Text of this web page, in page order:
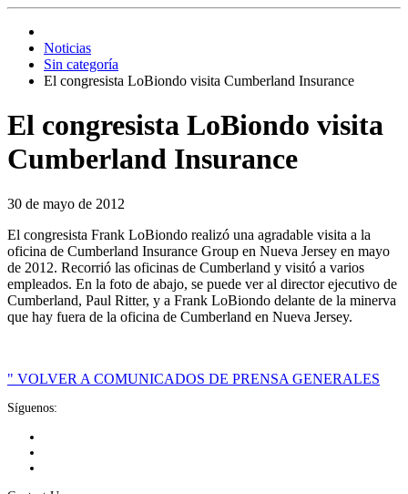
Noticias
Sin categoría
El congresista LoBiondo visita Cumberland Insurance
El congresista LoBiondo visita
Cumberland Insurance
30 de mayo de 2012
El congresista Frank LoBiondo realizó una agradable visita a la
oficina de Cumberland Insurance Group en Nueva Jersey en mayo
de 2012. Recorrió las oficinas de Cumberland y visitó a varios
empleados. En la foto de abajo, se puede ver al director ejecutivo de
Cumberland, Paul Ritter, y a Frank LoBiondo delante de la minerva
que hay fuera de la oficina de Cumberland en Nueva Jersey.
" VOLVER A COMUNICADOS DE PRENSA GENERALES
Síguenos: